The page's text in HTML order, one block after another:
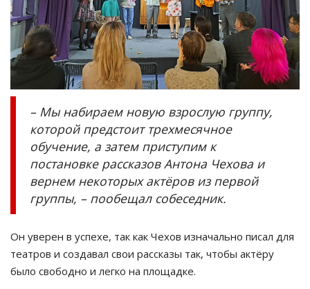
– Мы набираем новую взрослую группу,
которой предстоит трехмесячное
обучение, а затем приступим к
постановке рассказов Антона Чехова и
вернем некоторых актёров из первой
группы, – пообещал собеседник.
Он уверен в успехе, так как Чехов изначально писал для
театров и создавал свои рассказы так, чтобы актёру
было свободно и легко на площадке.